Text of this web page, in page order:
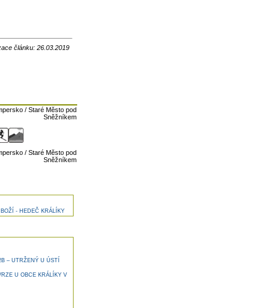
článku: 26.03.2019
/ Staré Město pod
Sněžníkem
/ Staré Město pod
Sněžníkem
- HEDEČ KRÁLÍKY
– UTRŽENÝ U ÚSTÍ
U OBCE KRÁLÍKY V